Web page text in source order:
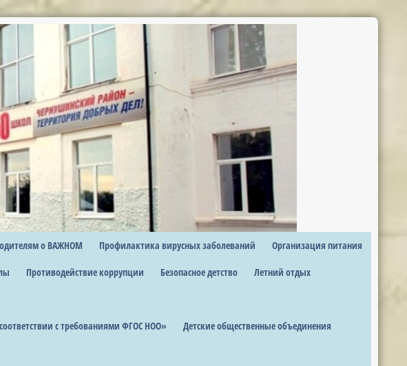
о ВАЖНОМ Профилактика вирусных заболеваний Организация питания
Противодействие коррупции Безопасное детство Летний отдых
с требованиями ФГОС НОО» Детские общественные объединения